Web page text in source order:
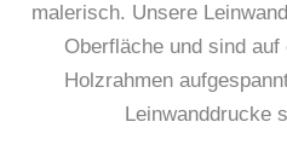
malerisch. Unsere
Oberfläche und sind
Holzrahmen
Leinwanddrucke